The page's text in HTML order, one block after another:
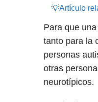
💡Artículo
Para que
tanto para la
personas
otras
neurotípicos.